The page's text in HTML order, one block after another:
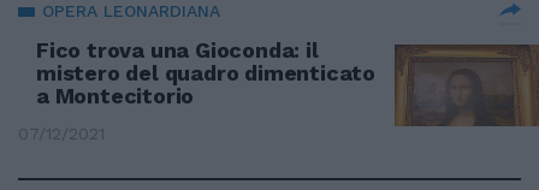
OPERA LEONARDIANA
Fico trova una Gioconda: il
mistero del quadro dimenticato
a Montecitorio
07/12/2021